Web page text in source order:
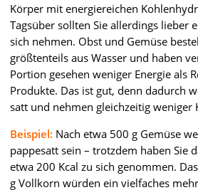
Körper mit energiereichen
Tagsüber sollten Sie allerdings lieber
sich nehmen. Obst und Gemüse
größtenteils aus Wasser und haben
Portion gesehen weniger Energie als
Produkte. Das ist gut, denn dadurch
satt und nehmen gleichzeitig weniger
Beispiel: Nach etwa 500 g Gemüse
pappesatt sein – trotzdem haben Sie
etwa 200 Kcal zu sich genommen.
g Vollkorn würden ein vielfaches